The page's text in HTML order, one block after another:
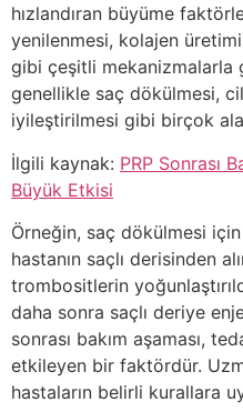
hızlandıran büyüme
yenilenmesi, kolajen üretimi
gibi çeşitli mekanizmalarla
genellikle saç dökülmesi,
iyileştirilmesi gibi birçok
İlgili kaynak: PRP Sonrası
Büyük Etkisi
Örneğin, saç dökülmesi
hastanın saçlı derisinden
trombositlerin
daha sonra saçlı deriye
sonrası bakım aşaması,
etkileyen bir faktördür.
hastaların belirli kurallara